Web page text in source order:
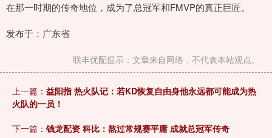
在那一时期的传奇地位，成为了总冠军和FMVP的真正巨匠。
发布于：广东省
联丰优配提示：文章来自网络，不代表本站观点。
上一篇： 益阳指 热火队记：若KD恢复自由身他永远都可能成为热
火队的一员！
下一篇： 钱龙配资 科比：熬过常规赛平庸 成就总冠军传奇